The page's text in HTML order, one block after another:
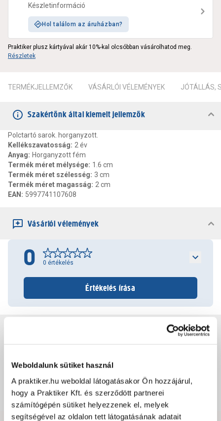
Weboldalunk sütiket használ
A praktiker.hu weboldal látogatásakor Ön hozzájárul,
hogy a Praktiker Kft. és szerződött partnerei
számítógépén sütiket helyezzenek el, melyek
segítségével az oldalon tett látogatásának adatait
Készletinformáció
Hol találom az áruházban?
Praktiker plusz kártyával akár 10%-kal olcsóbban vásárolhatod meg.
Részletek
TERMÉKJELLEMZŐK VÁSÁRLÓI VÉLEMÉNYEK JÓTÁLLÁS,
Szakértőnk által kiemelt jellemzők
Polctartó sarok. horganyzott.
Kellékszavatosság: 2 év
Anyag: Horganyzott fém
Termék méret mélysége: 1.6 cm
Termék méret szélesség: 3 cm
Termék méret magasság: 2 cm
EAN : 5997741107608
Vásárlói vélemények
0 0 értékelés
Értékelés írása
Csomagolási és súly információk
Dokumentumok, felelős személy